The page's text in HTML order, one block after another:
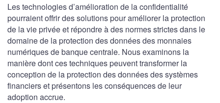
Les technologies d’amélioration de la confidentialité
pourraient offrir des solutions pour améliorer la protection
de la vie privée et répondre à des normes strictes dans le
domaine de la protection des données des monnaies
numériques de banque centrale. Nous examinons la
manière dont ces techniques peuvent transformer la
conception de la protection des données des systèmes
financiers et présentons les conséquences de leur
adoption accrue.